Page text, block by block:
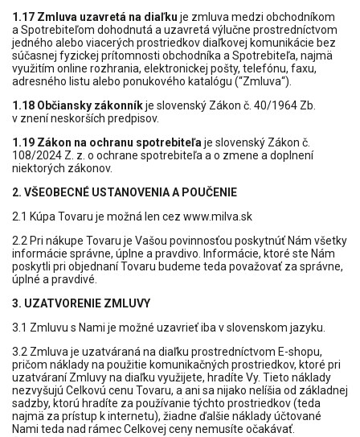
1.17 Zmluva uzavretá na diaľku je zmluva medzi obchodníkom
a Spotrebiteľom dohodnutá a uzavretá výlučne prostredníctvom
jedného alebo viacerých prostriedkov diaľkovej komunikácie bez
súčasnej fyzickej prítomnosti obchodníka a Spotrebiteľa, najmä
využitím online rozhrania, elektronickej pošty, telefónu, faxu,
adresného listu alebo ponukového katalógu (“Zmluva“).
1.18 Občiansky zákonníkje slovenský Zákon č. 40/1964 Zb.
v znení neskorších predpisov.
1.19 Zákon na ochranu spotrebiteľa je slovenský Zákon č.
108/2024 Z. z. o ochrane spotrebiteľa a o zmene a doplnení
niektorých zákonov.
2. VŠEOBECNÉ USTANOVENIA A POUČENIE
2.1 Kúpa Tovaru je možná len cez www.milva.sk
2.2 Pri nákupe Tovaru je Vašou povinnosťou poskytnúť Nám všetky
informácie správne, úplne a pravdivo. Informácie, ktoré ste Nám
poskytli pri objednaní Tovaru budeme teda považovať za správne,
úplné a pravdivé.
3. UZATVORENIE ZMLUVY
3.1 Zmluvu s Nami je možné uzavrieť iba v slovenskom jazyku.
3.2 Zmluva je uzatváraná na diaľku prostredníctvom E-shopu,
pričom náklady na použitie komunikačných prostriedkov, ktoré pri
uzatváraní Zmluvy na diaľku využijete, hradíte Vy. Tieto náklady
nezvyšujú Celkovú cenu Tovaru, a ani sa nijako nelíšia od základnej
sadzby, ktorú hradíte za používanie týchto prostriedkov (teda
najmä za prístup k internetu), žiadne ďalšie náklady účtované
Nami teda nad rámec Celkovej ceny nemusíte očakávať.